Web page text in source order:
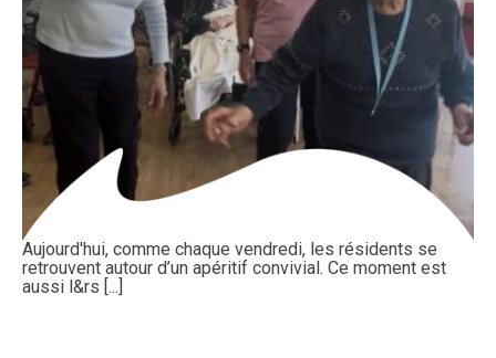
Aujourd'hui, comme chaque vendredi, les résidents se
retrouvent autour d’un apéritif convivial. Ce moment est
aussi l&rs [...]